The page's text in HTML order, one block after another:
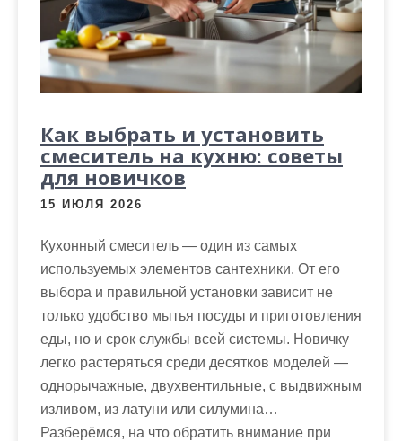
Как выбрать и установить
смеситель на кухню: советы
для новичков
15 ИЮЛЯ 2026
Кухонный смеситель — один из самых
используемых элементов сантехники. От его
выбора и правильной установки зависит не
только удобство мытья посуды и приготовления
еды, но и срок службы всей системы. Новичку
легко растеряться среди десятков моделей —
однорычажные, двухвентильные, с выдвижным
изливом, из латуни или силумина…
Разберёмся, на что обратить внимание при